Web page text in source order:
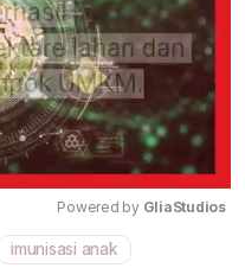
Powered by GliaStudios
imunisasi anak